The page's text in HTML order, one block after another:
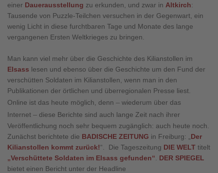
einer Dauerausstellung zu erkunden, und zwar in Altkirch:
Tausende von Puzzle-Teilchen versuchen in der Gegenwart, ein
wenig Licht in diese furchtbaren Tage und Monate des lange
vergangenen Ersten Weltkrieges zu bringen.
Man kann viel mehr über die Geschichte des Kilianstollen im
Elsass lesen und ebenso über die Geschichte um den Fund der
verschütten Soldaten im Kilianstollen, wenn man in den
Publikationen der örtlichen und überregionalen Presse liest.
Online ist das heute möglich, denn – wiederum über das
Internet – diese Berichte sind auch lange Zeit nach ihrer
Veröffentlichung noch sehr bequem zugänglich: auch heute noch.
Zunächst berichtete die BADISCHE ZEITUNG in Freiburg: „ Der
Kilianstollen kommt zurück!“. Die Tageszeitung DIE WELT titelt
„Verschüttete Soldaten im Elsass gefunden“
DER SPIEGEL
bietet einen Bericht unter der Headline